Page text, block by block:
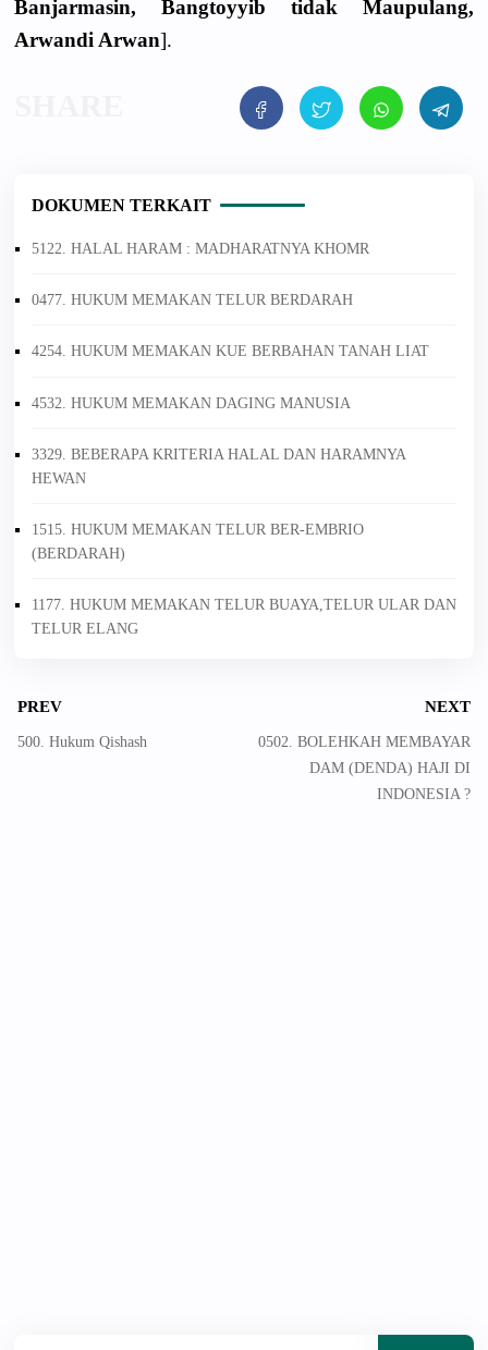
Banjarmasin, Bangtoyyib tidak Maupulang,
Arwandi Arwan].
DOKUMEN TERKAIT
5122. HALAL HARAM : MADHARATNYA KHOMR
0477. HUKUM MEMAKAN TELUR BERDARAH
4254. HUKUM MEMAKAN KUE BERBAHAN TANAH LIAT
4532. HUKUM MEMAKAN DAGING MANUSIA
3329. BEBERAPA KRITERIA HALAL DAN HARAMNYA
HEWAN
1515. HUKUM MEMAKAN TELUR BER-EMBRIO
(BERDARAH)
1177. HUKUM MEMAKAN TELUR BUAYA,TELUR ULAR DAN
TELUR ELANG
PREV
500. Hukum Qishash
NEXT
0502. BOLEHKAH MEMBAYAR
DAM (DENDA) HAJI DI
INDONESIA ?